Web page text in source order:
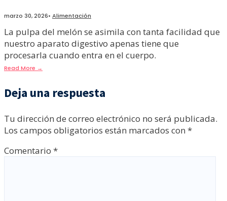
marzo 30, 2026• Alimentación
La pulpa del melón se asimila con tanta facilidad que
nuestro aparato digestivo apenas tiene que
procesarla cuando entra en el cuerpo.
Read More →
Deja una respuesta
Tu dirección de correo electrónico no será publicada.
Los campos obligatorios están marcados con *
Comentario *